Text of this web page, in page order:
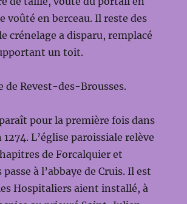
voûté en berceau. Il reste des
crénelage a disparu, remplacé
un toit.
de Revest-des-Brousses.
pour la première fois dans
L’église paroissiale relève
de Forcalquier et
à l’abbaye de Cruis. Il est
Hospitaliers aient installé, à